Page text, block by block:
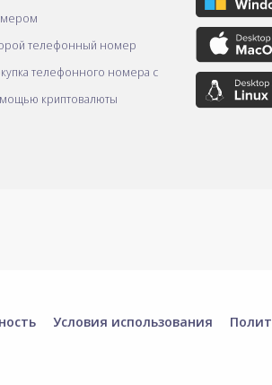
телефонный номер
телефонного номера с
криптовалюты
Условия использования